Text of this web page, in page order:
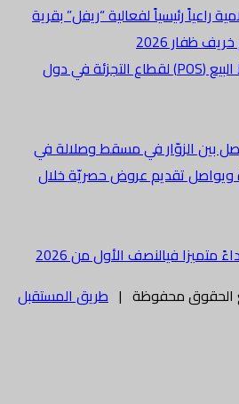
راعياً رئيسياً لفعالية “ريفل” بقرية
ظفار 2026
زوهو تطلق حل نقاط البيع (POS) لقطاع التجزئة في دول
بين الزوّار في مسقط وصلالة في
ويواصل تقديم عروض حصريّة خلال
متميزا فيالنصف الأول من 2026
طريق المستقبل